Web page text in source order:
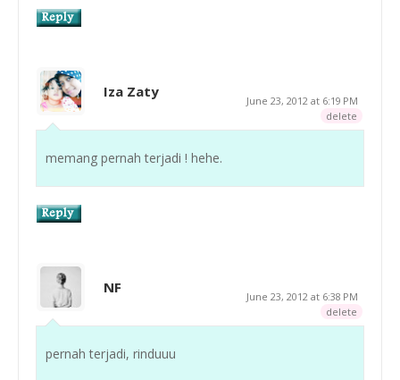
Iza Zaty
June 23, 2012 at 6:19 PM
delete
memang pernah terjadi ! hehe.
NF
June 23, 2012 at 6:38 PM
delete
pernah terjadi, rinduuu